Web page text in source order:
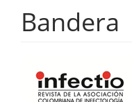
Bandera
Barra
lateral